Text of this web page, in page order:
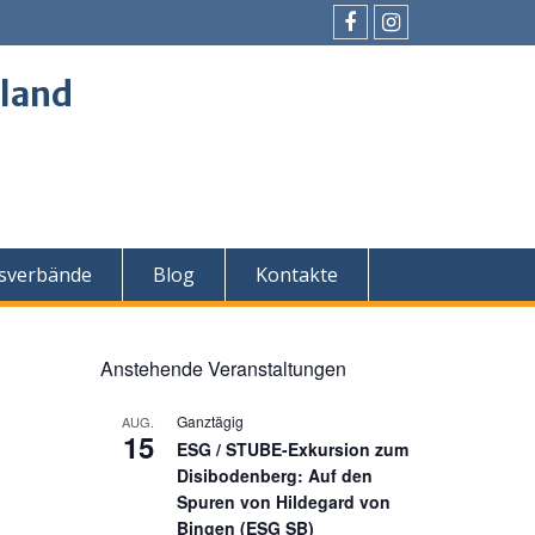
FacebookInstagram
Blog Kontakte
Anstehende Veranstaltungen
AUG.
15
Ganztägig
ESG / STUBE-Exkursion zum
Disibodenberg: Auf den
Spuren von Hildegard von
Bingen (ESG SB)